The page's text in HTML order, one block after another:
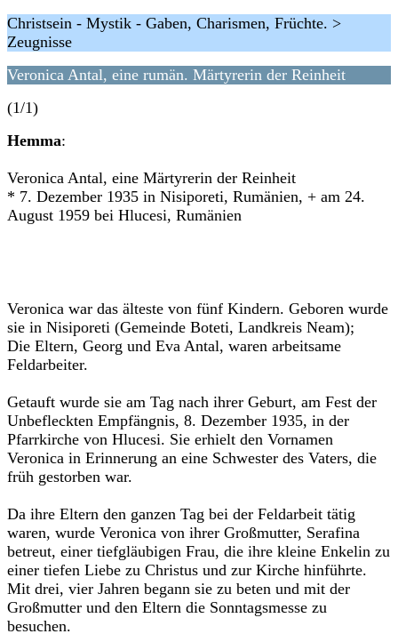
Christsein - Mystik - Gaben, Charismen, Früchte. >
Zeugnisse
Veronica Antal, eine rumän. Märtyrerin der Reinheit
(1/1)
Hemma:
Veronica Antal, eine Märtyrerin der Reinheit
* 7. Dezember 1935 in Nisiporeti, Rumänien, + am 24.
August 1959 bei Hlucesi, Rumänien
Veronica war das älteste von fünf Kindern. Geboren wurde
sie in Nisiporeti (Gemeinde Boteti, Landkreis Neam);
Die Eltern, Georg und Eva Antal, waren arbeitsame
Feldarbeiter.
Getauft wurde sie am Tag nach ihrer Geburt, am Fest der
Unbefleckten Empfängnis, 8. Dezember 1935, in der
Pfarrkirche von Hlucesi. Sie erhielt den Vornamen
Veronica in Erinnerung an eine Schwester des Vaters, die
früh gestorben war.
Da ihre Eltern den ganzen Tag bei der Feldarbeit tätig
waren, wurde Veronica von ihrer Großmutter, Serafina
betreut, einer tiefgläubigen Frau, die ihre kleine Enkelin zu
einer tiefen Liebe zu Christus und zur Kirche hinführte.
Mit drei, vier Jahren begann sie zu beten und mit der
Großmutter und den Eltern die Sonntagsmesse zu
besuchen.